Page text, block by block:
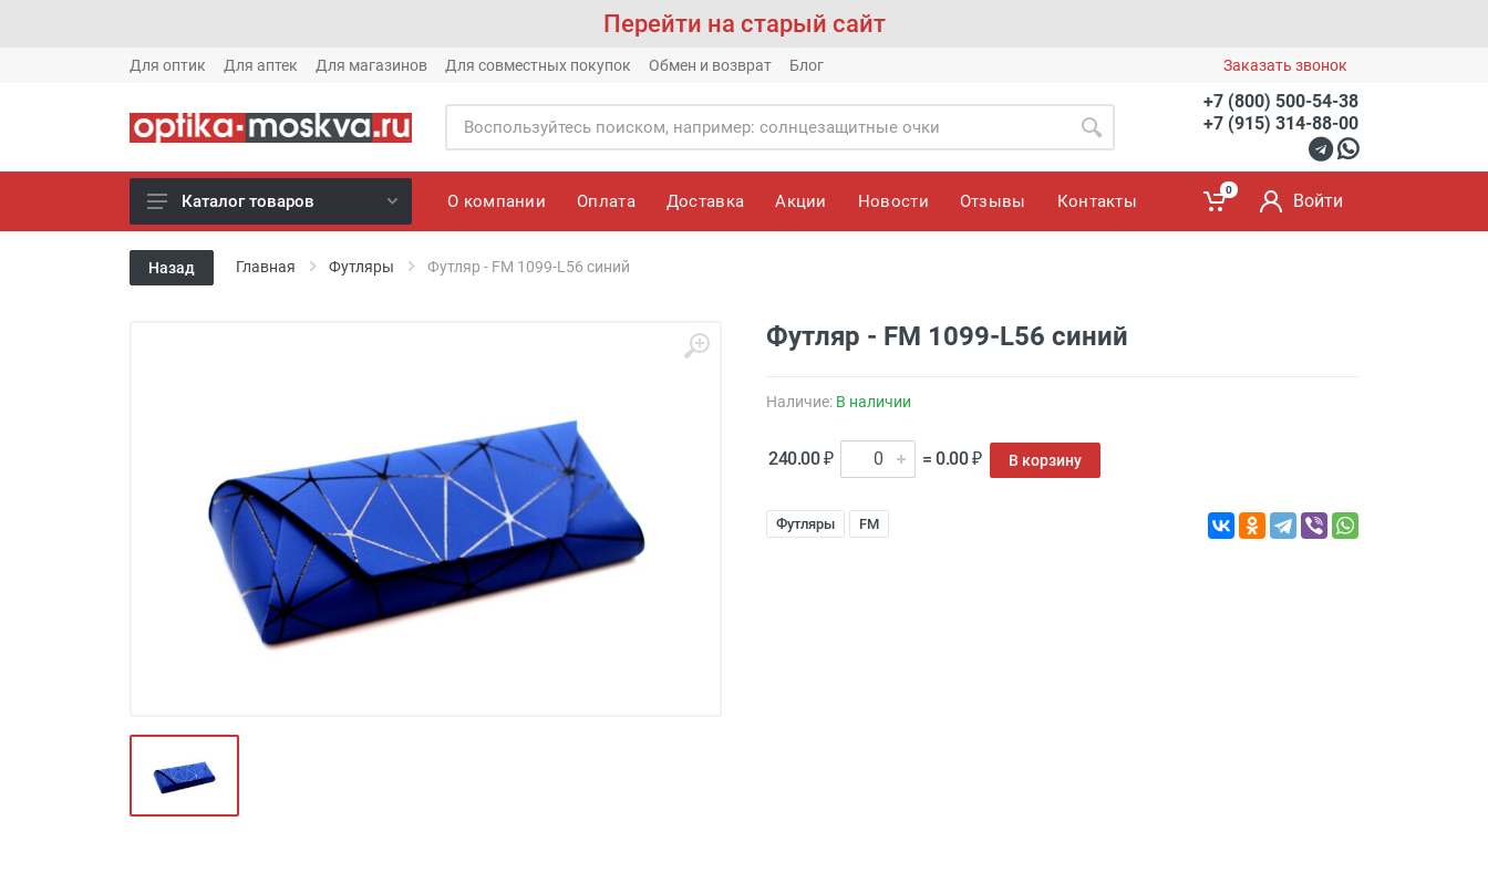
Перейти на старый сайт
Для оптик Для аптек Для магазинов Для совместных покупок Обмен и возврат Блог Заказать звонок
+7 (800) 500-54-38
+7 (915) 314-88-00
Новое готовые очки (1621)
Новое солнце (1613)
Известные бренды (212)
Футляры и мешки (1412)
Красота и здоровье (353)
Атрибуты для оптики (59)
Аксессуары (239)
Распродажа (950)
Каталог товаров О компании Оплата Доставка Акции Новости Отзывы Контакты
0
Войти
Назад Главная Футляры Футляр - FM 1099-L56 синий
Футляр - FM 1099-L56 синий
Наличие: В наличии
240.00 ₽ = 0.00 ₽ В корзину
Футляры FM